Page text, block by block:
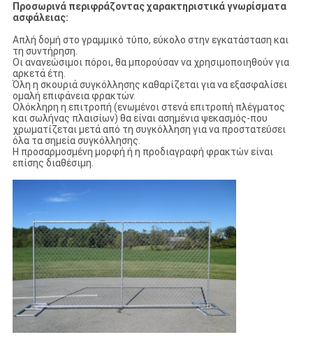
Προσωρινά περιφράζοντας χαρακτηριστικά γνωρίσματα
ασφάλειας:
Απλή δομή στο γραμμικό τύπο, εύκολο στην εγκατάσταση και
τη συντήρηση.
Οι ανανεώσιμοι πόροι, θα μπορούσαν να χρησιμοποιηθούν για
αρκετά έτη.
Όλη η σκουριά συγκόλλησης καθαρίζεται για να εξασφαλίσει
ομαλή επιφάνεια φρακτών.
Ολόκληρη η επιτροπή (ενωμένοι στενά επιτροπή πλέγματος
και σωλήνας πλαισίων) θα είναι ασημένια ψεκασμός-που
χρωματίζεται μετά από τη συγκόλληση για να προστατεύσει
όλα τα σημεία συγκόλλησης.
Η προσαρμοσμένη μορφή ή η προδιαγραφή φρακτών είναι
επίσης διαθέσιμη.